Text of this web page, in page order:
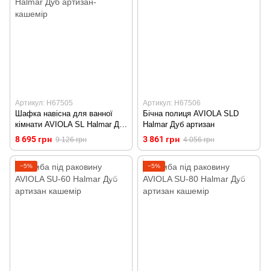
Артикул: H67505
Шафка навісна для ванної
кімнати AVIOLA SL Halmar Дуб
артизан-кашемір
8 695 грн 9 126 грн
Артикул: H67506
Бічна полиця AVIOLA SLD
Halmar Дуб артизан
3 861 грн 4 056 грн
−5% −5%